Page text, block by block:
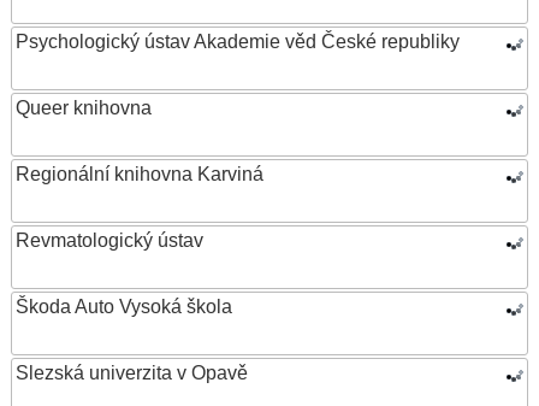
Psychologický ústav Akademie věd České republiky
Queer knihovna
Regionální knihovna Karviná
Revmatologický ústav
Škoda Auto Vysoká škola
Slezská univerzita v Opavě